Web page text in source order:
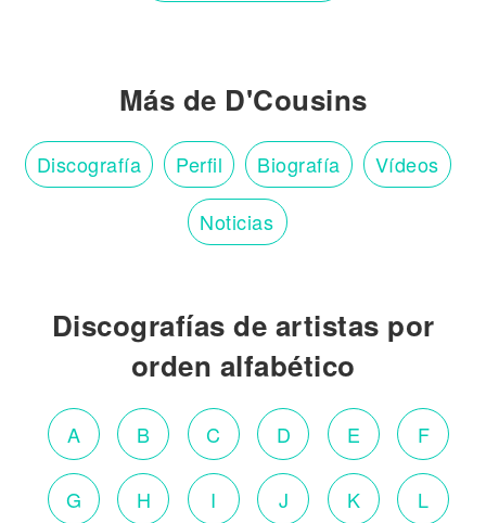
Más de D'Cousins
Discografía Perfil Biografía Vídeos
Noticias
Discografías de artistas por
orden alfabético
A B C D E F
G H I J K L